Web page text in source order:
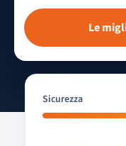
Le
Sicurezza